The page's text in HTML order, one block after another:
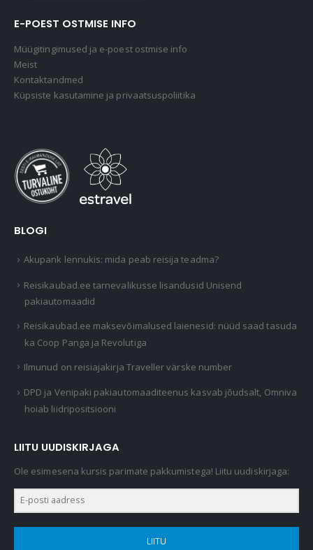
E-POEST OSTMISE INFO
Müügitingimused ja e-poest ostmise info
Meist
Kontaktandmed
Küpsiste kasutamine ja privaatsuspoliitika
BLOGI
Akupank lennukis: mida peab reisija teadma?
Reisikaubad.ee tarnevalikusse lisandusid Unisend
pakiautomaadid
Reisikaubad.ee maksevõimalused laienesid: nüüd saad tasuda
ka Coop Panga ja Revolutiga
Ilmunud on reisiajakirja Traveller värske number
DPD ja Venipaki pakiautomaaditeenus kasvab jõudsalt, Omniva
hoiab liidripositsiooni
LIITU UUDISKIRJAGA
Ole esimesena kursis parimate pakkumistega! Liitu uudiskirjaga:
LIITU